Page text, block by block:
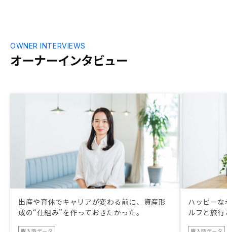
オーナーインタビュー
OWNER INTERVIEWS
出産や育休でキャリアが変わる前に、資産形
成の“仕組み”を作っておきたかった。
ハッピー
ルフと旅